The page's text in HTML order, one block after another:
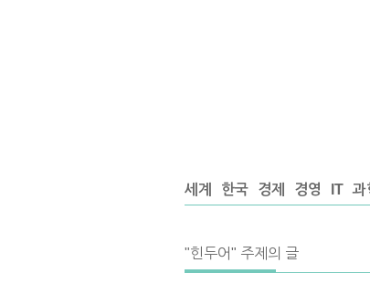
세계 한국 경제 경영 IT 과
"힌두어" 주제의 글